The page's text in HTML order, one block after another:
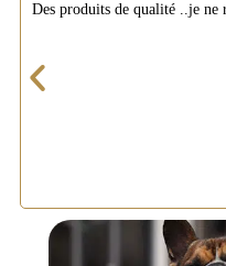
Des produits de qualité ..je ne